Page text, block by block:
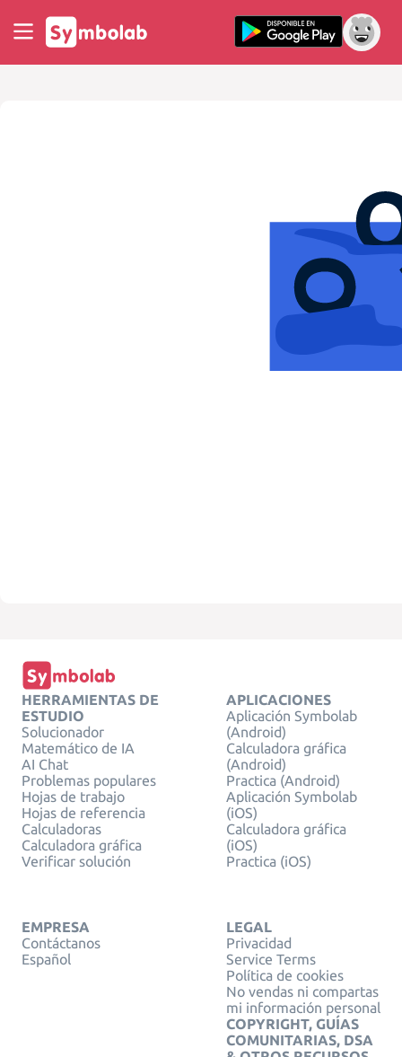
HERRAMIENTAS DE
ESTUDIO
Solucionador
Matemático de IA
AI Chat
Problemas populares
Hojas de trabajo
Hojas de referencia
Calculadoras
Calculadora gráfica
Verificar solución
APLICACIONES
Aplicación Symbolab
(Android)
Calculadora gráfica
(Android)
Practica (Android)
Aplicación Symbolab
(iOS)
Calculadora gráfica
(iOS)
Practica (iOS)
EMPRESA
Contáctanos
Español
LEGAL
Privacidad
Service Terms
Política de cookies
No vendas ni compartas
mi información personal
COPYRIGHT, GUÍAS
COMUNITARIAS, DSA